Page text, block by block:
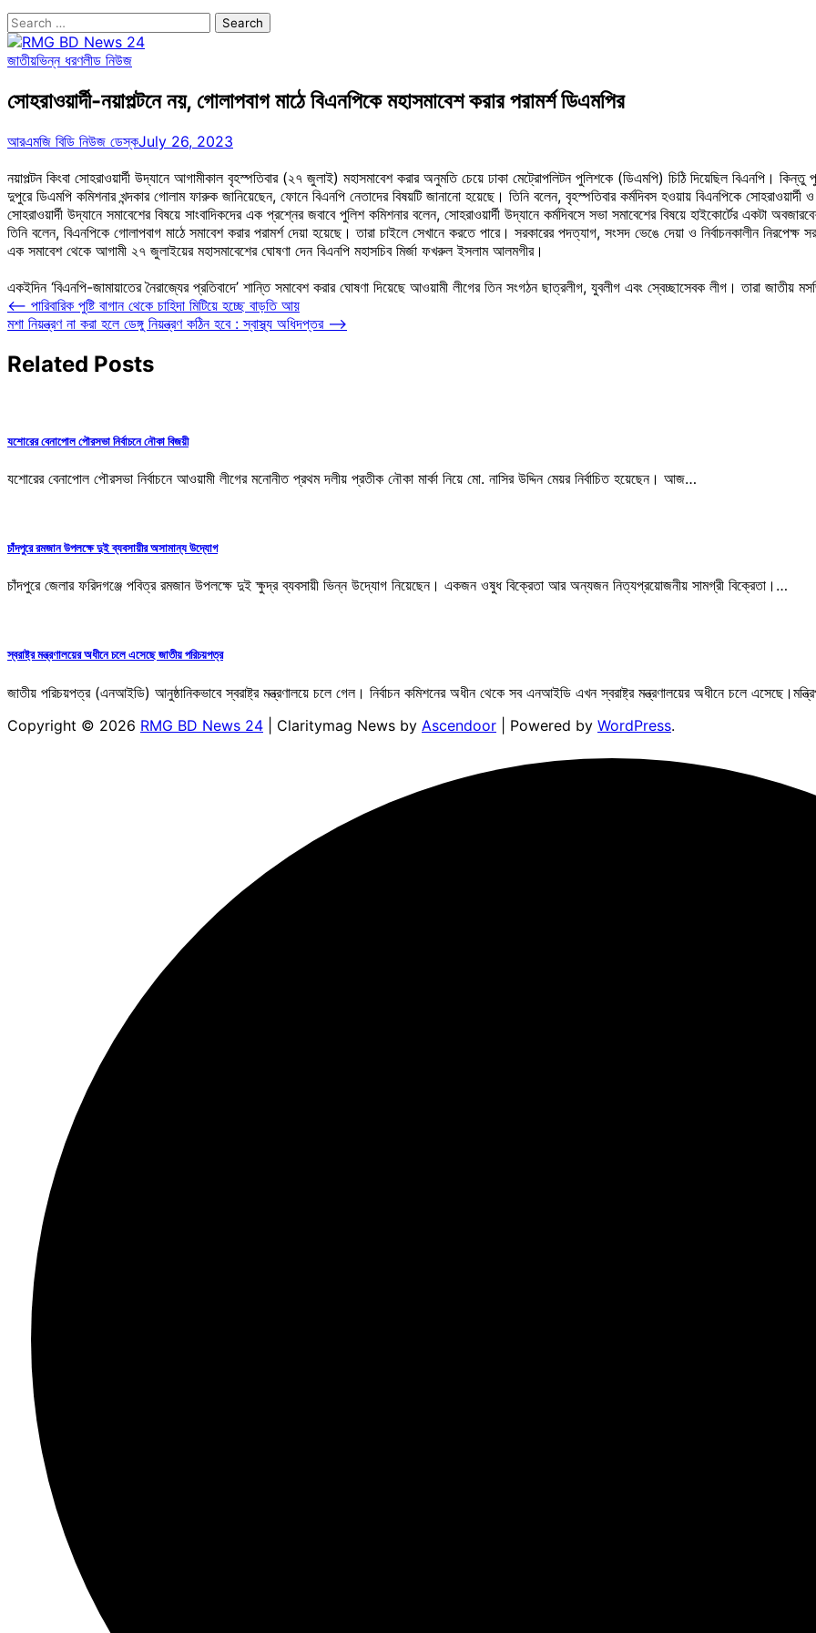
Search
for:
জাতীয়ভিন্ন ধরণলীড নিউজ
সোহরাওয়ার্দী-নয়াপল্টনে নয়, গোলাপবাগ মাঠে বিএনপিকে মহাসমাবেশ করার পরামর্শ ডিএমপির
আরএমজি বিডি নিউজ ডেস্কJuly 26, 2023
নয়াপল্টন কিংবা সোহরাওয়ার্দী উদ্যানে আগামীকাল বৃহস্পতিবার (২৭ জুলাই) মহাসমাবেশ করার অনুমতি চেয়ে ঢাকা মেট্রোপলিটন পুলিশকে (ডিএমপি) চিঠি দিয়েছিল বিএনপি।
দুপুরে ডিএমপি কমিশনার খন্দকার গোলাম ফারুক জানিয়েছেন, ফোনে বিএনপি নেতাদের বিষয়টি জানানো হয়েছে। তিনি বলেন, বৃহস্পতিবার কর্মদিবস হওয়ায় বিএনপিকে সোহরাওয়ার্দী
সোহরাওয়ার্দী উদ্যানে সমাবেশের বিষয়ে সাংবাদিকদের এক প্রশ্নের জবাবে পুলিশ কমিশনার বলেন, সোহরাওয়ার্দী উদ্যানে কর্মদিবসে সভা সমাবেশের বিষয়ে হাইকোর্টের একটা
তিনি বলেন, বিএনপিকে গোলাপবাগ মাঠে সমাবেশ করার পরামর্শ দেয়া হয়েছে। তারা চাইলে সেখানে করতে পারে। সরকারের পদত্যাগ, সংসদ ভেঙে দেয়া ও নির্বাচনকালীন নিরপেক্ষ
এক সমাবেশ থেকে আগামী ২৭ জুলাইয়ের মহাসমাবেশের ঘোষণা দেন বিএনপি মহাসচিব মির্জা ফখরুল ইসলাম আলমগীর।
একইদিন ‘বিএনপি-জামায়াতের নৈরাজ্যের প্রতিবাদে’ শান্তি সমাবেশ করার ঘোষণা দিয়েছে আওয়ামী লীগের তিন সংগঠন ছাত্রলীগ, যুবলীগ এবং স্বেচ্ছাসেবক লীগ। তারা জাতীয়
Post
navigation
⟵ পারিবারিক পুষ্টি বাগান থেকে চাহিদা মিটিয়ে হচ্ছে বাড়তি আয়
মশা নিয়ন্ত্রণ না করা হলে ডেঙ্গু নিয়ন্ত্রণ কঠিন হবে : স্বাস্থ্য অধিদপ্তর ⟶
Related Posts
যশোরের বেনাপোল পৌরসভা নির্বাচনে নৌকা বিজয়ী
যশোরের বেনাপোল পৌরসভা নির্বাচনে আওয়ামী লীগের মনোনীত প্রথম দলীয় প্রতীক নৌকা মার্কা নিয়ে মো. নাসির উদ্দিন মেয়র নির্বাচিত হয়েছেন। আজ…
চাঁদপুরে রমজান উপলক্ষে দুই ব্যবসায়ীর অসামান্য উদ্যোগ
চাঁদপুরে জেলার ফরিদগঞ্জে পবিত্র রমজান উপলক্ষে দুই ক্ষুদ্র ব্যবসায়ী ভিন্ন উদ্যোগ নিয়েছেন। একজন ওষুধ বিক্রেতা আর অন্যজন নিত্যপ্রয়োজনীয় সামগ্রী বিক্রেতা।…
স্বরাষ্ট্র মন্ত্রণালয়ের অধীনে চলে এসেছে জাতীয় পরিচয়পত্র
জাতীয় পরিচয়পত্র (এনআইডি) আনুষ্ঠানিকভাবে স্বরাষ্ট্র মন্ত্রণালয়ে চলে গেল। নির্বাচন কমিশনের অধীন থেকে সব এনআইডি এখন স্বরাষ্ট্র মন্ত্রণালয়ের অধীনে চলে
Copyright © 2026 RMG BD News 24 | Claritymag News by Ascendoor | Powered by WordPress.